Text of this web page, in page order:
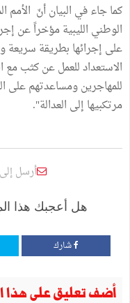
كما جاء في البيان أنّ الأمم
الوطني الليبية مؤخراً عن
على إجرائها بطريقة سريعة
الاستعداد للعمل عن كثب مع
للمهاجرين ومساعدتهم على
مرتكبيها إلى العدالة".
أرسل
هل أعجبك هذا
شارك
أضف تعليق على هذا